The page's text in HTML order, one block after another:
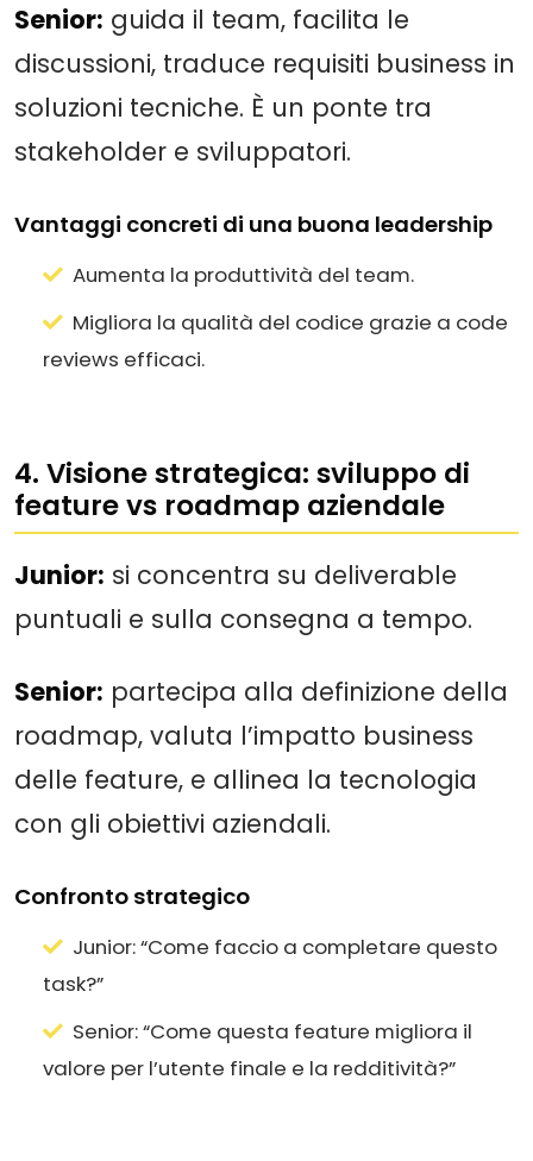
Senior: guida il team, facilita le
discussioni, traduce requisiti business in
soluzioni tecniche. È un ponte tra
stakeholder e sviluppatori.
Vantaggi concreti di una buona leadership
Aumenta la produttività del team.
Migliora la qualità del codice grazie a code
reviews efficaci.
4. Visione strategica: sviluppo di
feature vs roadmap aziendale
Junior: si concentra su deliverable
puntuali e sulla consegna a tempo.
Senior: partecipa alla definizione della
roadmap, valuta l’impatto business
delle feature, e allinea la tecnologia
con gli obiettivi aziendali.
Confronto strategico
Junior: “Come faccio a completare questo
task?”
Senior: “Come questa feature migliora il
valore per l’utente finale e la redditività?”